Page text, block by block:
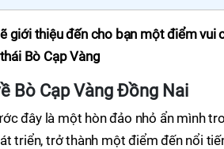
giới thiệu đến cho bạn một điểm vui
Bò Cạp Vàng
Bò Cạp Vàng Đồng Nai
đây là một hòn đảo nhỏ ẩn mình
triển, trở thành một điểm đến nổi